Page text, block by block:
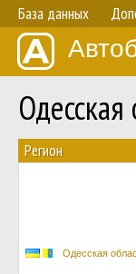
База данных
Регион
Одесская